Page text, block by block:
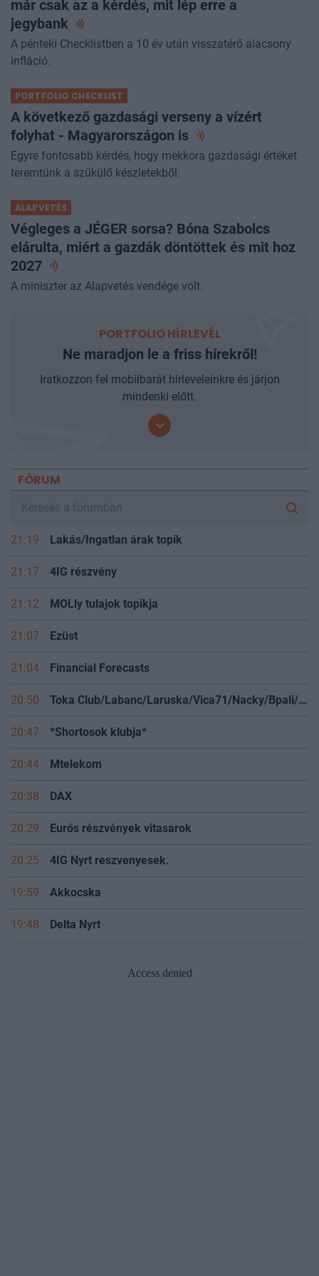
már csak az a kérdés, mit lép erre a
jegybank
A pénteki Checklistben a 10 év után visszatérő alacsony
infláció.
PORTFOLIO CHECKLIST
A következő gazdasági verseny a vízért
folyhat - Magyarországon is
Egyre fontosabb kérdés, hogy mekkora gazdasági értéket
teremtünk a szűkülő készletekből.
ALAPVETÉS
Végleges a JÉGER sorsa? Bóna Szabolcs
elárulta, miért a gazdák döntöttek és mit hoz
2027
A miniszter az Alapvetés vendége volt.
PORTFOLIO HÍRLEVÉL
Ne maradjon le a friss hírekről!
Iratkozzon fel mobilbarát hírleveleinkre és járjon
mindenki előtt.
FÓRUM
21:19 Lakás/Ingatlan árak topik
21:17 4IG részvény
21:12 MOLly tulajok topikja
21:07 Ezüst
21:04 Financial Forecasts
20:50 Toka Club/Labanc/Laruska/Vica71/Nacky/Bpali/Oldrider/Josefernando/Mcbull/Kawaszabi
20:47 *Shortosok klubja*
20:44 Mtelekom
20:38 DAX
20:29 Eurós részvények vitasarok
20:25 4IG Nyrt reszvenyesek.
19:59 Akkocska
19:48 Delta Nyrt